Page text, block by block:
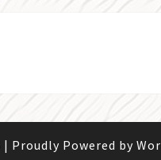
| Proudly Powered by